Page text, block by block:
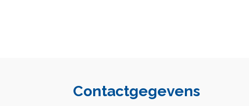
Contactgegevens